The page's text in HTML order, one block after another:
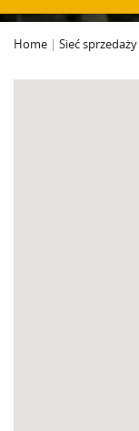
Home | Sieć sprzedaży